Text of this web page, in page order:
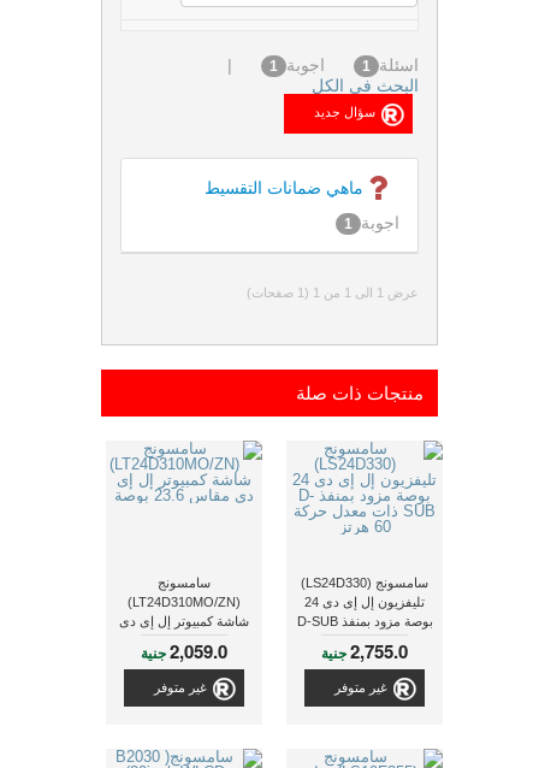
اسئلة 1 اجوبة 1
|
البحث فى الكل
ماهي ضمانات التقسيط
اجوبة 1
عرض 1 الى 1 من 1 (1 صفحات)
منتجات ذات صلة
سامسونج (LS24D330)
تليفزيون إل إى دى 24
بوصة مزود بمنفذ D-SUB
ذات معدل حركة 60 هرتز
2,755.0جنية
غير متوفر
سامسونج
(LT24D310MO/ZN)
شاشة كمبيوتر إل إى دى
مقاس 23.6 بوصة
2,059.0جنية
غير متوفر